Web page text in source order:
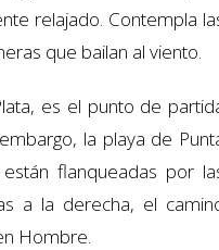
relajado. Contempla
que bailan al viento.
es el punto de
la playa de
flanqueadas por
a la derecha, el
Hombre.